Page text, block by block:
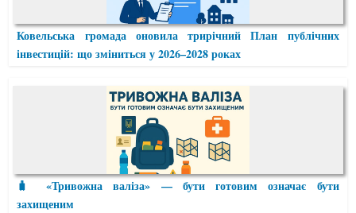
Ковельська громада оновила трирічний План публічних
інвестицій: що зміниться у 2026–2028 роках
🧳 «Тривожна валіза» — бути готовим означає бути
захищеним